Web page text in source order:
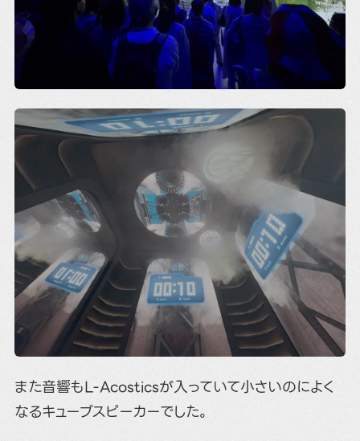
また音響もL-Acosticsが入っていて小さいのによく
なるキューブスピーカーでした。